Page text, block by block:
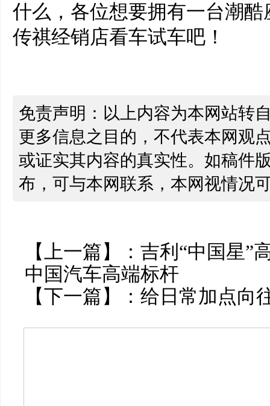
什么，各位想要拥有一台潮
传祺经销店看车试车吧！
免责声明：以上内容为本网站转
更多信息之目的，不代表本网观
或证实其内容的真实性。如稿件
布，可与本网联系，本网视情况
【上一篇】： 吉利“中国星”
中国汽车高端标杆
【下一篇】： 给日常加点向